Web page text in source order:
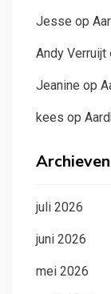
Jesse op
Andy Verruijt
Jeanine op
kees op
Archieven
juli 2026
juni 2026
mei 2026